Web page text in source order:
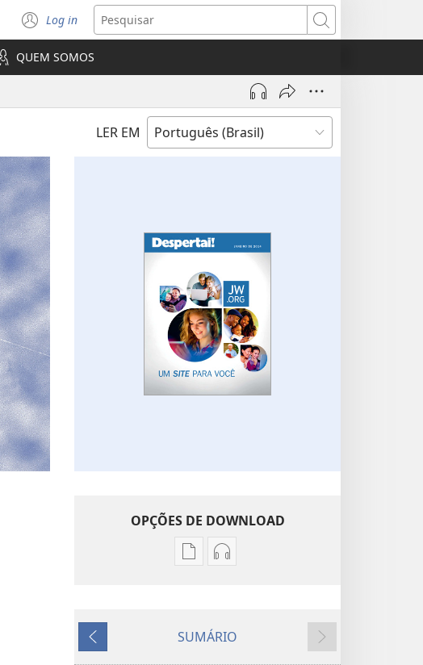
Log in
(abre
nova
janela)
Pesquisar
QUEM SOMOS
LER EM
OPÇÕES DE DOWNLOAD
Opções
publicações
Opções
áudio
Anterior
SUMÁRIO
Próximo